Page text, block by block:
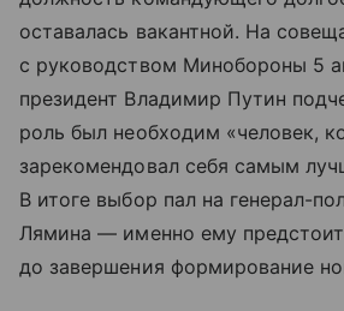
оставалась вакантной. На
с руководством Минобороны 5
президент Владимир Путин
роль был необходим «человек,
зарекомендовал себя самым
В итоге выбор пал на генерал-
Лямина — именно ему
до завершения формирование